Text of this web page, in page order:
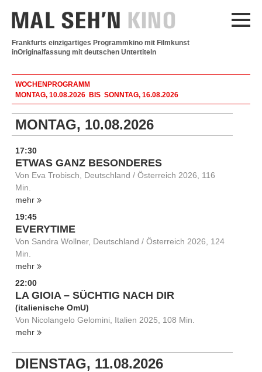
Frankfurts einzigartiges Programmkino mit Filmkunst
inOriginalfassung mit deutschen Untertiteln
WOCHENPROGRAMM
MONTAG, 10.08.2026 BIS SONNTAG, 16.08.2026
MONTAG, 10.08.2026
17:30
ETWAS GANZ BESONDERES
Von Eva Trobisch, Deutschland / Österreich 2026, 116
Min.
mehr
19:45
EVERYTIME
Von Sandra Wollner, Deutschland / Österreich 2026, 124
Min.
mehr
22:00
LA GIOIA – SÜCHTIG NACH DIR
(italienische OmU)
Von Nicolangelo Gelomini, Italien 2025, 108 Min.
mehr
DIENSTAG, 11.08.2026